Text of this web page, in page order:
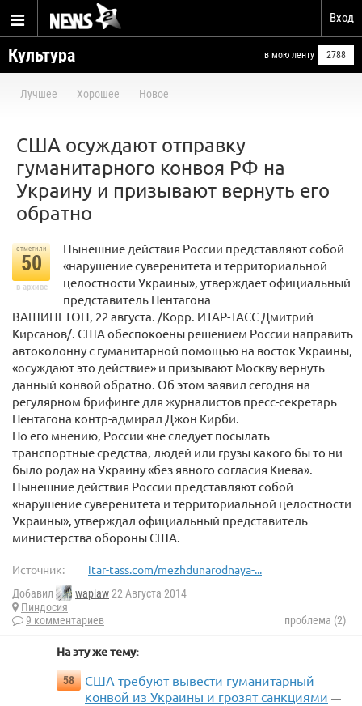
Вход
Культура в мою ленту 2788
Лучшее Хорошее Новое
США осуждают отправку
гуманитарного конвоя РФ на
Украину и призывают вернуть его
обратно
отметили
50
в архиве
Нынешние действия России представляют собой
«нарушение суверенитета и территориальной
целостности Украины», утверждает официальный
представитель Пентагона
ВАШИНГТОН, 22 августа. /Корр. ИТАР-ТАСС Дмитрий
Кирсанов/. США обеспокоены решением России направить
автоколонну с гуманитарной помощью на восток Украины,
«осуждают это действие» и призывают Москву вернуть
данный конвой обратно. Об этом заявил сегодня на
регулярном брифинге для журналистов пресс-секретарь
Пентагона контр-адмирал Джон Кирби.
По его мнению, России «не следует посылать
транспортные средства, людей или грузы какого бы то ни
было рода» на Украину «без явного согласия Киева».
Нынешние действия России представляют собой
«нарушение суверенитета и территориальной целостности
Украины», утверждал официальный представитель
министерства обороны США.
Источник: itar-tass.com/mezhdunarodnaya-...
Добавил waplaw22 Августа 2014
Пиндосия
9 комментариев
проблема (2)
На эту же тему:
58
США требуют вывести гуманитарный
конвой из Украины и грозят санкциями —